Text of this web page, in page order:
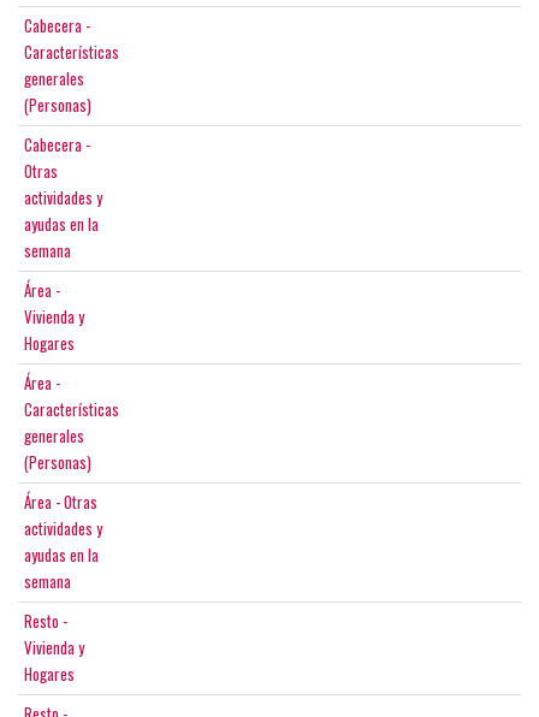
Cabecera -
Características
generales
(Personas)
Cabecera -
Otras
actividades y
ayudas en la
semana
Área -
Vivienda y
Hogares
Área -
Características
generales
(Personas)
Área - Otras
actividades y
ayudas en la
semana
Resto -
Vivienda y
Hogares